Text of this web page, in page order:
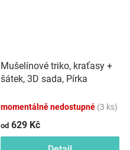
Mušelínové triko, kraťasy +
šátek, 3D sada, Pírka
momentálně nedostupné (3 ks)
od 629 Kč